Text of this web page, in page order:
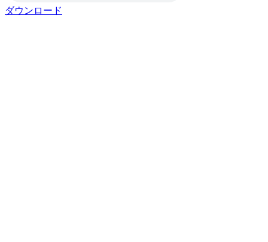
ダウンロード